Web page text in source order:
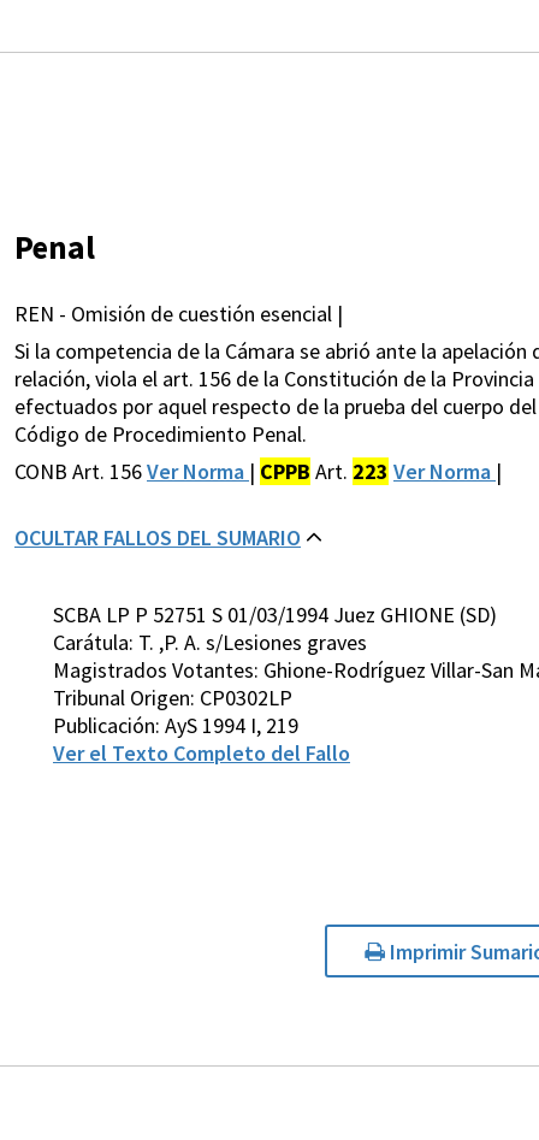
Penal
REN - Omisión de cuestión esencial |
Si la competencia de la Cámara se abrió ante la
relación, viola el art. 156 de la Constitución de la
efectuados por aquel respecto de la prueba del cuerpo
Código de Procedimiento Penal.
CONB Art. 156Ver Norma | CPPB Art. 223 Ver Norma |
OCULTAR FALLOS DEL SUMARIO
SCBA LP P 52751 S 01/03/1994 Juez GHIONE (SD)
Carátula: T. ,P. A. s/Lesiones graves
Magistrados Votantes: Ghione-Rodríguez Villar-San
Tribunal Origen: CP0302LP
Publicación: AyS 1994 I, 219
Ver el Texto Completo del Fallo
Imprimir